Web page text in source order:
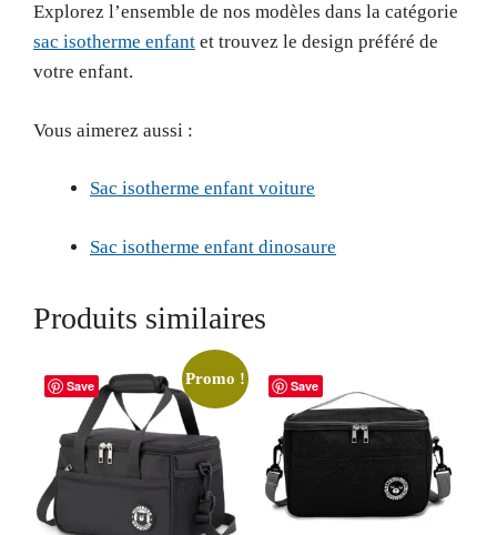
Explorez l’ensemble de nos modèles dans la catégorie
sac isotherme enfant et trouvez le design préféré de
votre enfant.
Vous aimerez aussi :
Sac isotherme enfant voiture
Sac isotherme enfant dinosaure
Produits similaires
Save Promo ! Save